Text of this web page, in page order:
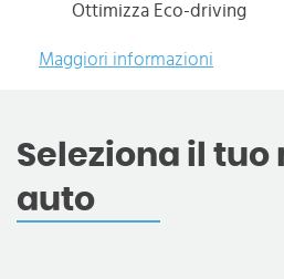
Ottimizza Eco-driving
Maggiori informazioni
Seleziona il tuo
auto